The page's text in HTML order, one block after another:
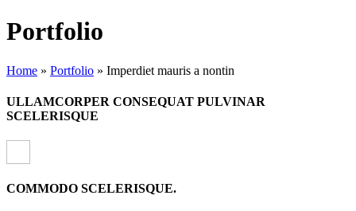
Portfolio
Home » Portfolio » Imperdiet mauris a nontin
ULLAMCORPER CONSEQUAT PULVINAR
SCELERISQUE
COMMODO SCELERISQUE.